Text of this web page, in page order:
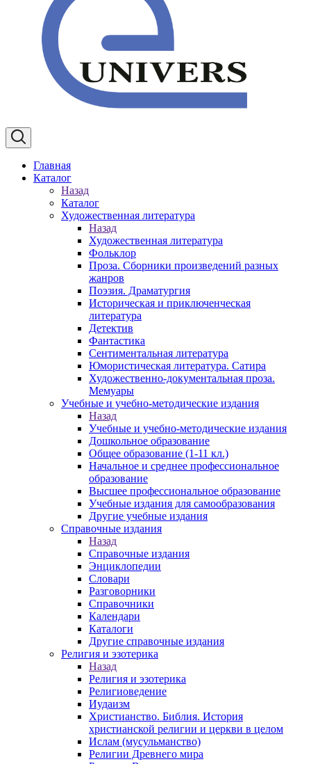
Главная
Каталог
Назад
Каталог
Художественная литература
Назад
Художественная литература
Фольклор
Проза. Сборники произведений разных
жанров
Поэзия. Драматургия
Историческая и приключенческая
литература
Детектив
Фантастика
Сентиментальная литература
Юмористическая литература. Сатира
Художественно-документальная проза.
Мемуары
Учебные и учебно-методические издания
Назад
Учебные и учебно-методические издания
Дошкольное образование
Общее образование (1-11 кл.)
Начальное и среднее профессиональное
образование
Высшее профессиональное образование
Учебные издания для самообразования
Другие учебные издания
Справочные издания
Назад
Справочные издания
Энциклопедии
Словари
Разговорники
Справочники
Календари
Каталоги
Другие справочные издания
Религия и эзотерика
Назад
Религия и эзотерика
Религиоведение
Иудаизм
Христианство. Библия. История
христианской религии и церкви в целом
Ислам (мусульманство)
Религии Древнего мира